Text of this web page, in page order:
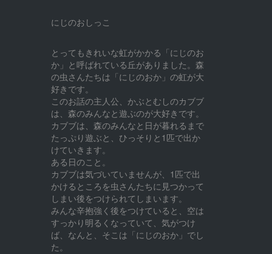
にじのおしっこ
とってもきれいな虹がかかる「にじのお
か」と呼ばれている丘がありました。森
の虫さんたちは「にじのおか」の虹が大
好きです。
このお話の主人公、かぶとむしのカブブ
は、森のみんなと遊ぶのが大好きです。
カブブは、森のみんなと日が暮れるまで
たっぷり遊ぶと、ひっそりと1匹で出か
けていきます。
ある日のこと。
カブブは気づいていませんが、1匹で出
かけるところを虫さんたちに見つかって
しまい後をつけられてしまいます。
みんな辛抱強く後をつけていると、空は
すっかり明るくなっていて、気がつけ
ば、なんと、そこは「にじのおか」でし
た。